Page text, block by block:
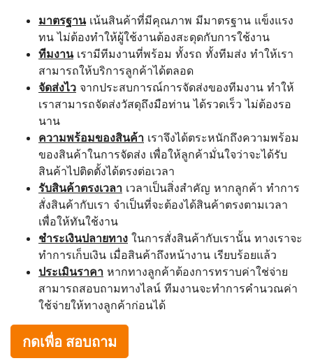
มาตรฐานเน้นสินค้าที่มีคุณภาพ มีมาตรฐาน แข็งแรง
ทน ไม่ต้องทำให้ผู้ใช้งานต้องสะดุดกับการใช้งาน
ทีมงานเรามีทีมงานที่พร้อม ทั้งรถ ทั้งทีมส่ง ทำให้เรา
สามารถให้บริการลูกค้าได้ตลอด
จัดส่งไว จากประสบการณ์การจัดส่งของทีมงาน ทำให้
เราสามารถจัดส่งวัสดุถึงมือท่าน ได้รวดเร็ว ไม่ต้องรอ
นาน
ความพร้อมของสินค้า เราจึงได้ตระหนักถึงความพร้อม
ของสินค้าในการจัดส่ง เพื่อให้ลูกค้ามั่นใจว่าจะได้รับ
สินค้าไปติดตั้งได้ตรงต่อเวลา
รับสินค้าตรงเวลา เวลาเป็นสิ่งสำคัญ หากลูกค้า ทำการ
สั่งสินค้ากับเรา จำเป็นที่จะต้องได้สินค้าตรงตามเวลา
เพื่อให้ทันใช้งาน
ชำระเงินปลายทาง ในการสั่งสินค้ากับเรานั้น ทางเราจะ
ทำการเก็บเงิน เมื่อสินค้าถึงหน้างาน เรียบร้อยแล้ว
ประเมินราคา หากทางลูกค้าต้องการทราบค่าใช่จ่าย
สามารถสอบถามทางไลน์ ทีมงานจะทำการคำนวณค่า
ใช้จ่ายให้ทางลูกค้าก่อนได้
กดเพื่อ สอบถาม